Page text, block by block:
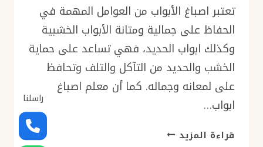
تعتبر اصباغ الأبواب من العوامل المهمة في
الحفاظ على جمالية ومتانة الأبواب الخشبية
وكذلك ابواب الحديد، فهي تساعد على حماية
الخشب والحديد من التآكل والتلف وتحافظ
على لمعانه وجماله. كما أن معلم اصباغ
ابواب…
قراءة المزيد معلم
راسلنا